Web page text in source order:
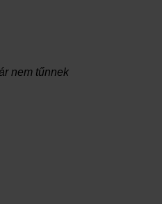
nem tűnnek